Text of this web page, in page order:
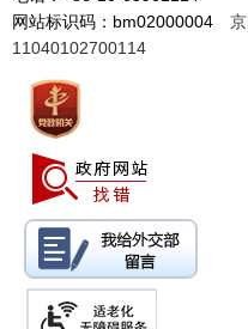
网站标识码：bm02000004
11040102700114